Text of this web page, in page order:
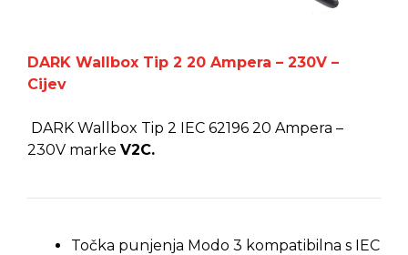
DARK Wallbox Tip 2 20 Ampera – 230V –
Cijev
DARK Wallbox Tip 2 IEC 62196 20 Ampera –
230V marke V2C.
Točka punjenja Modo 3 kompatibilna s IEC